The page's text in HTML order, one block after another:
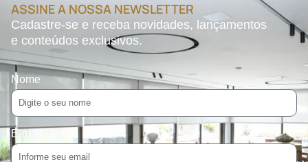
ASSINE A NOSSA NEWSLETTER
Cadastre-se e receba novidades, lançamentos
e conteúdos exclusivos.
Nome
E-mail